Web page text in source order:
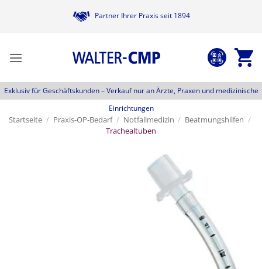
Partner Ihrer Praxis seit 1894
Exklusiv für Geschäftskunden –Verkauf nur an Ärzte, Praxen und medizinische
Einrichtungen
Startseite / Praxis-OP-Bedarf / Notfallmedizin / Beatmungshilfen /
Trachealtuben